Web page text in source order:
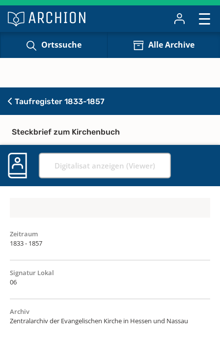
Ortssuche Alle Archive
Taufregister 1833-1857
Steckbrief zum Kirchenbuch
Digitalisat anzeigen (Viewer)
Zeitraum
1833 - 1857
Signatur Lokal
06
Archiv
Zentralarchiv der Evangelischen Kirche in Hessen und Nassau